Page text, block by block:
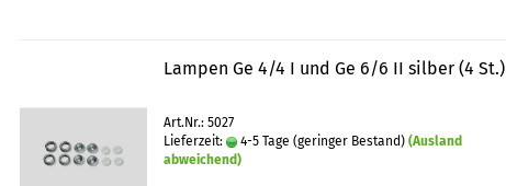
Lampen Ge 4/4 I und Ge 6/6 II silber (4 St.)
Art.Nr.: 5027
Lieferzeit:
4-5 Tage (geringer Bestand) (Ausland
abweichend)